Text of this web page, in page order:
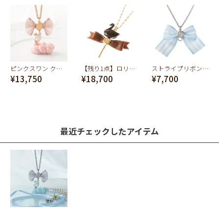
ピンクスワン クリームケーキ ネックレス
¥13,750
【残り1点】ロリポップチョコレートスワン ネックレス
¥18,700
ストライプリボン ネックレスチェーン（ライトブルー×ホワイト）
¥7,700
最近チェックしたアイテム